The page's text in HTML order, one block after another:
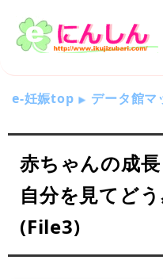
e-妊娠top データ館マ
赤ちゃんの成
自分を見てど
(File3)